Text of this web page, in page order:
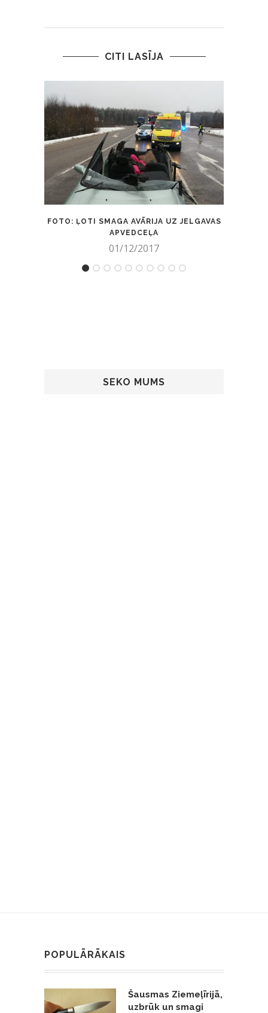
CITI LASĪJA
FOTO: ĻOTI SMAGA AVĀRIJA UZ JELGAVAS
APVEDCEĻA
01/12/2017
SEKO MUMS
POPULĀRĀKAIS
Šausmas Ziemeļīrijā,
uzbrūk un smagi